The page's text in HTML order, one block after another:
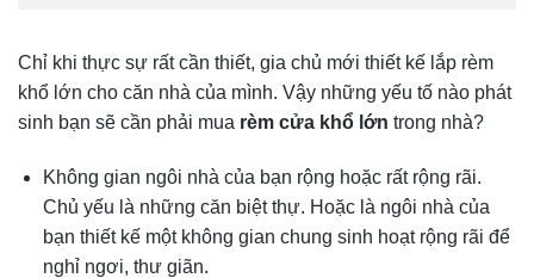
Chỉ khi thực sự rất cần thiết, gia chủ mới thiết kế lắp rèm
khổ lớn cho căn nhà của mình. Vậy những yếu tố nào phát
sinh bạn sẽ cần phải mua rèm cửa khổ lớn trong nhà?
Không gian ngôi nhà của bạn rộng hoặc rất rộng rãi.
Chủ yếu là những căn biệt thự. Hoặc là ngôi nhà của
bạn thiết kế một không gian chung sinh hoạt rộng rãi để
nghỉ ngơi, thư giãn.